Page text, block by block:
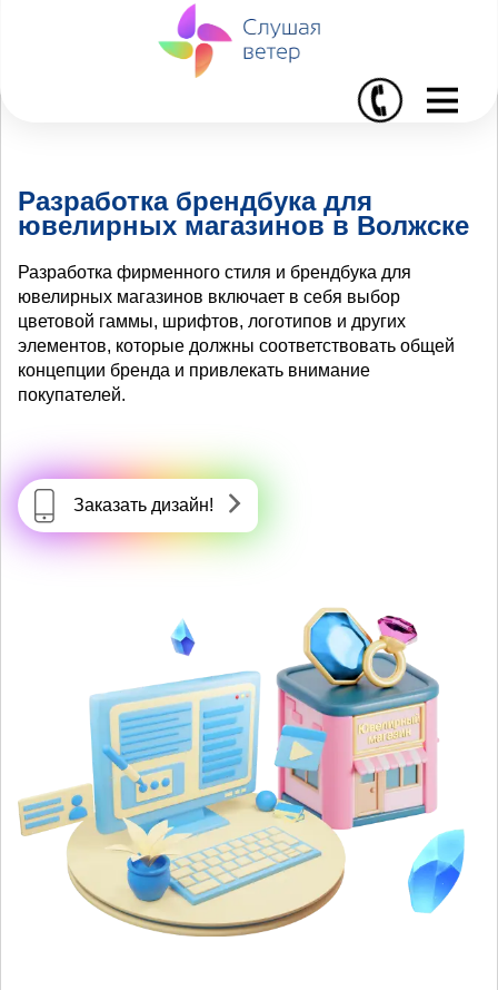
I
Разработка брендбука для
ювелирных магазинов в Волжске
Разработка фирменного стиля и брендбука для
ювелирных магазинов включает в себя выбор
цветовой гаммы, шрифтов, логотипов и других
элементов, которые должны соответствовать общей
концепции бренда и привлекать внимание
покупателей.
Заказать дизайн!